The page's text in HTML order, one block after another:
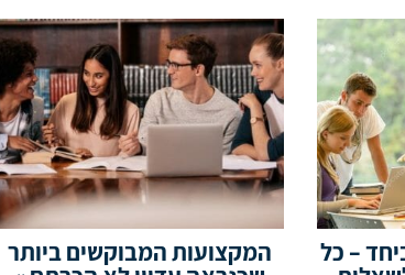
– כל המקצועות המבוקשים ביותר